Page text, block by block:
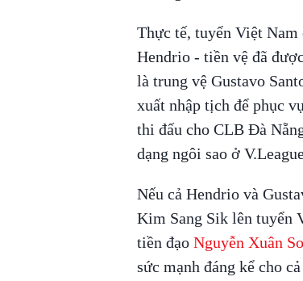
Thực tế, tuyển Việt
Hendrio - tiền vệ đã
là trung vệ Gustavo
xuất nhập tịch để phục
thi đấu cho CLB Đà
dạng ngôi sao ở
Nếu cả Hendrio và
Kim Sang Sik lên tuyển
tiền đạo Nguyễn Xuân
sức mạnh đáng kể cho